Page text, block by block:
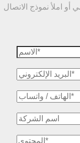
أو املأ نموذج الاتصال